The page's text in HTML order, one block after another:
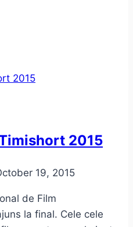
2015
19, 2015
de Film
la final. Cele cele